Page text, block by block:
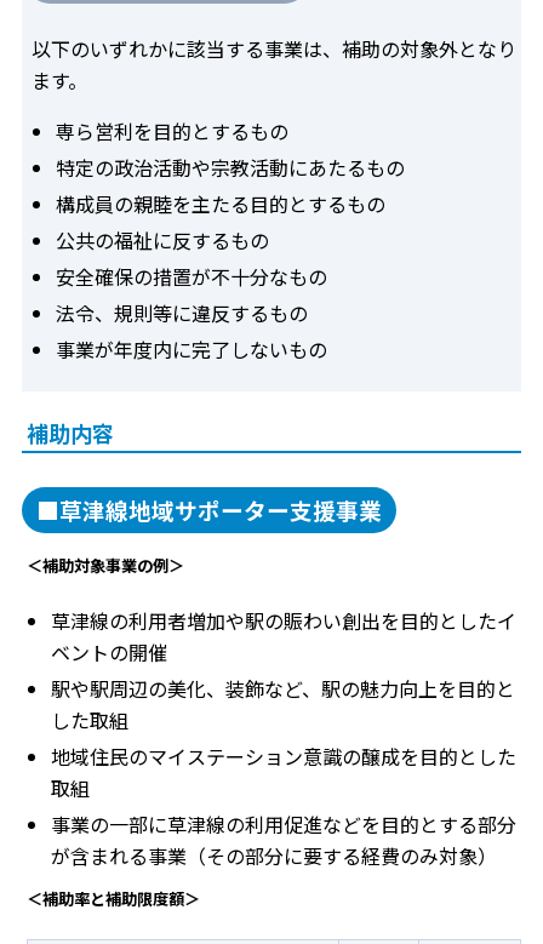
以下のいずれかに該当する事業は、補助の対象外となり
ます。
専ら営利を目的とするもの
特定の政治活動や宗教活動にあたるもの
構成員の親睦を主たる目的とするもの
公共の福祉に反するもの
安全確保の措置が不十分なもの
法令、規則等に違反するもの
事業が年度内に完了しないもの
補助内容
■草津線地域サポーター支援事業
＜補助対象事業の例＞
草津線の利用者増加や駅の賑わい創出を目的としたイ
ベントの開催
駅や駅周辺の美化、装飾など、駅の魅力向上を目的と
した取組
地域住民のマイステーション意識の醸成を目的とした
取組
事業の一部に草津線の利用促進などを目的とする部分
が含まれる事業（その部分に要する経費のみ対象）
＜補助率と補助限度額＞